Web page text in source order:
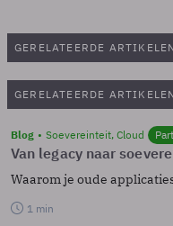
GERELATEERDE
GERELATEERDE
Blog Soevereinteit, Cloud
Van legacy naar
Waarom je oude
1 min